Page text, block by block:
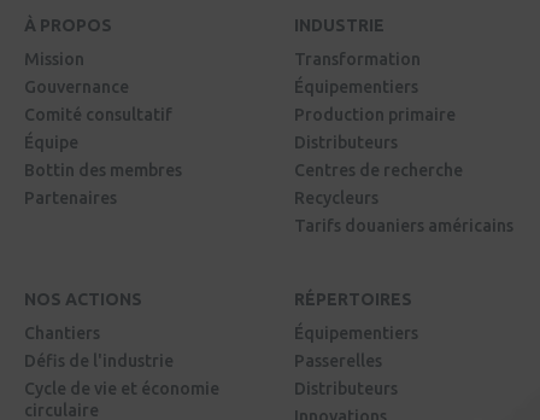
À PROPOS
Mission
Gouvernance
Comité consultatif
Équipe
Bottin des membres
Partenaires
INDUSTRIE
Transformation
Équipementiers
Production primaire
Distributeurs
Centres de recherche
Recycleurs
Tarifs douaniers américains
NOS ACTIONS
Chantiers
Défis de l'industrie
Cycle de vie et économie
circulaire
RÉPERTOIRES
Équipementiers
Passerelles
Distributeurs
Innovations